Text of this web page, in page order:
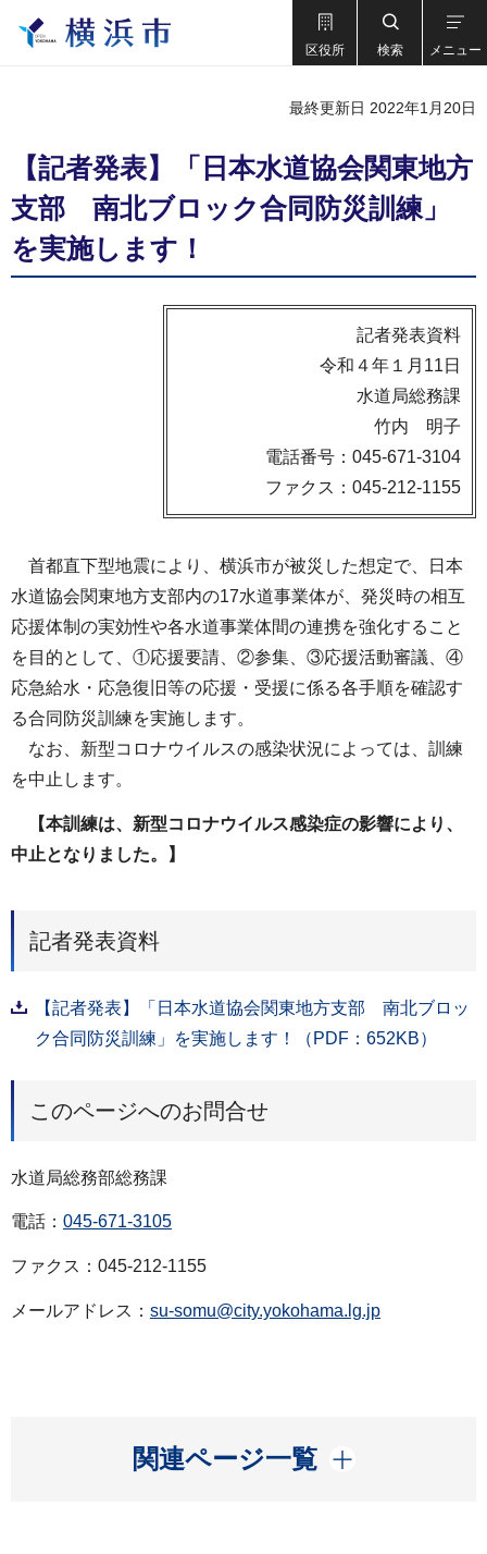
区役所 検索 メニュー
最終更新日 2022年1月20日
【記者発表】「日本水道協会関東地方
支部 南北ブロック合同防災訓練」
を実施します！
記者発表資料
令和４年１月11日
水道局総務課
竹内 明子
電話番号：045-671-3104
ファクス：045-212-1155
首都直下型地震により、横浜市が被災した想定で、日本
水道協会関東地方支部内の17水道事業体が、発災時の相互
応援体制の実効性や各水道事業体間の連携を強化すること
を目的として、①応援要請、②参集、③応援活動審議、④
応急給水・応急復旧等の応援・受援に係る各手順を確認す
る合同防災訓練を実施します。
なお、新型コロナウイルスの感染状況によっては、訓練
を中止します。
【本訓練は、新型コロナウイルス感染症の影響により、
中止となりました。】
記者発表資料
【記者発表】「日本水道協会関東地方支部 南北ブロッ
ク合同防災訓練」を実施します！（PDF：652KB）
このページへのお問合せ
水道局総務部総務課
電話： 045-671-3105
ファクス：045-212-1155
メールアドレス： su-somu@city.yokohama.lg.jp
関連ページ一覧
開く